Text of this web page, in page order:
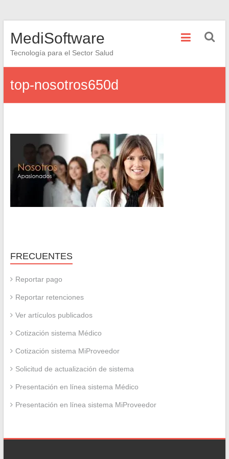
MediSoftware
Tecnología para el Sector Salud
top-nosotros650d
FRECUENTES
Reportar pago
Reportar retenciones
Ver artículos publicados
Cotización sistema Médico
Cotización sistema MiProveedor
Solicitud de actualización de sistema
Presentación en línea sistema Médico
Presentación en línea sistema MiProveedor